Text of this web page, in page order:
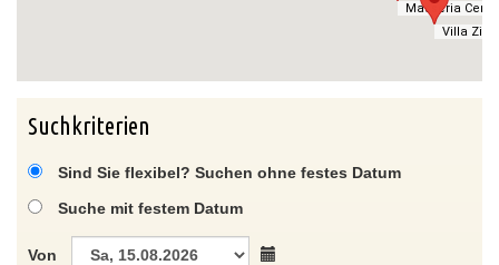
Masseria
Villa
Masseria
Villa
Suchkriterien
Sind Sie flexibel? Suchen ohne festes Datum
Suche mit festem Datum
Von